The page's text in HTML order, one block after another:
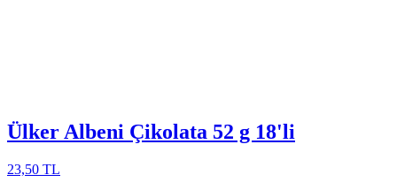
Ülker Albeni Çikolata 52 g 18'li
23,50 TL